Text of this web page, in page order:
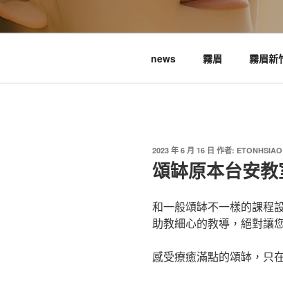
news 霧眉 霧眉新
發
佈
於
2023 年 6 月 16 日 作者: ETONHSIAO
頌缽原本台安
和一般頌缽不一樣的課程
助教細心的教導，絕對讓
感受療癒滿點的頌缽，只